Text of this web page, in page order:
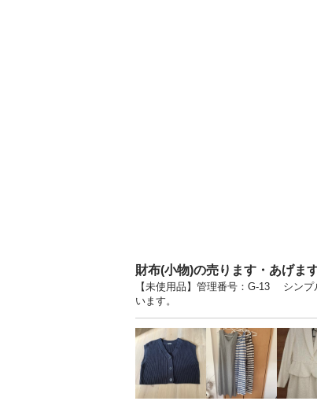
財布(小物)の売ります・あげま
【未使用品】管理番号：G-13 シン
います。